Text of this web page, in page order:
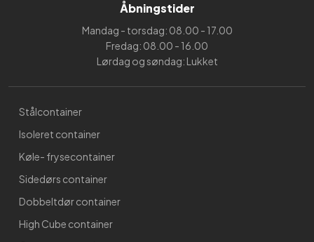
Åbningstider
Mandag - torsdag: 08.00 - 17.00
Fredag: 08.00 - 16.00
Lørdag og søndag: Lukket
Stålcontainer
Isoleret container
Køle- frysecontainer
Sidedørs container
Dobbeltdør container
High Cube container